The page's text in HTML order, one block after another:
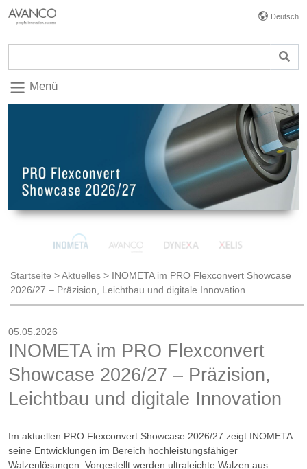
Deutsch
Menü
Startseite >Aktuelles > INOMETA im PRO Flexconvert Showcase
2026/27 – Präzision, Leichtbau und digitale Innovation
05.05.2026
INOMETA im PRO Flexconvert
Showcase 2026/27 – Präzision,
Leichtbau und digitale Innovation
Im aktuellen PRO Flexconvert Showcase 2026/27 zeigt INOMETA
seine Entwicklungen im Bereich hochleistungsfähiger
Walzenlösungen. Vorgestellt werden ultraleichte Walzen aus